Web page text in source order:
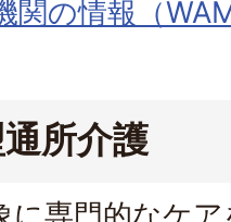
関の情報（
所介護